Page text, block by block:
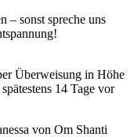
– sonst spreche uns
Überweisung in Höhe
14 Tage vor
von Om Shanti